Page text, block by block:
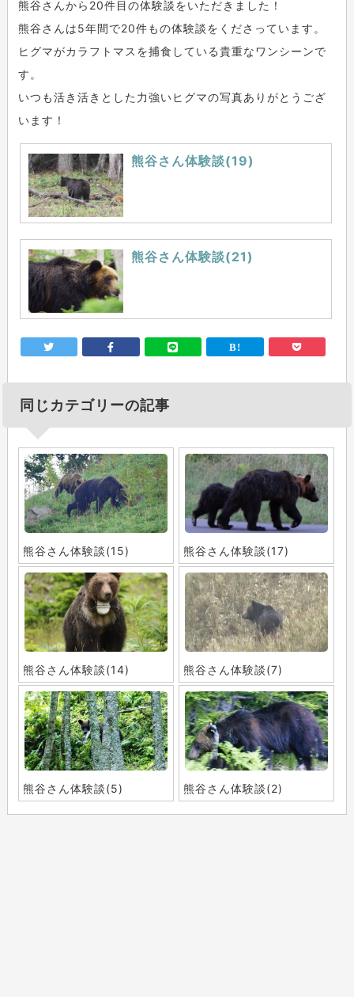
熊谷さんから20件目の体験談をいただきました！
熊谷さんは5年間で20件もの体験談をくださっています。
ヒグマがカラフトマスを捕食している貴重なワンシーンで
す。
いつも活き活きとした力強いヒグマの写真ありがとうござ
います！
熊谷さん体験談(19)
熊谷さん体験談(21)
同じカテゴリーの記事
熊谷さん体験談(15) 熊谷さん体験談(17)
熊谷さん体験談(14) 熊谷さん体験談(7)
熊谷さん体験談(5) 熊谷さん体験談(2)